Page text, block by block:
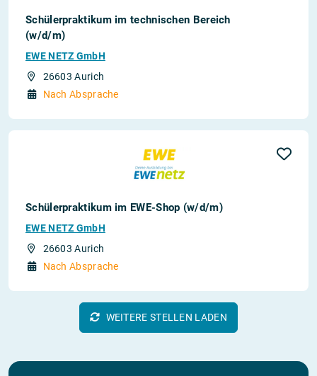
Schülerpraktikum im technischen Bereich
(w/d/m)
EWE NETZ GmbH
26603 Aurich
Nach Absprache
Schülerpraktikum im EWE-Shop (w/d/m)
EWE NETZ GmbH
26603 Aurich
Nach Absprache
WEITERE STELLEN LADEN